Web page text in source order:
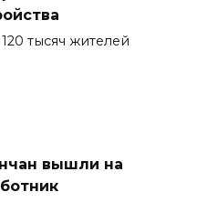
тысяч жителей
вышли на